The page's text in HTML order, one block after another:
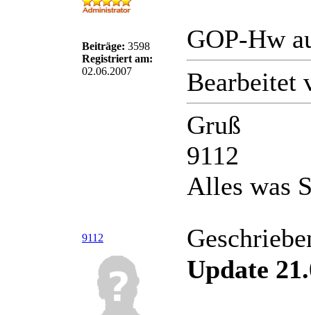
Beiträge: 3598
Registriert am:
02.06.2007
GOP-Hw
Bearbeitet
Gruß
9112
Alles was
9112
Update